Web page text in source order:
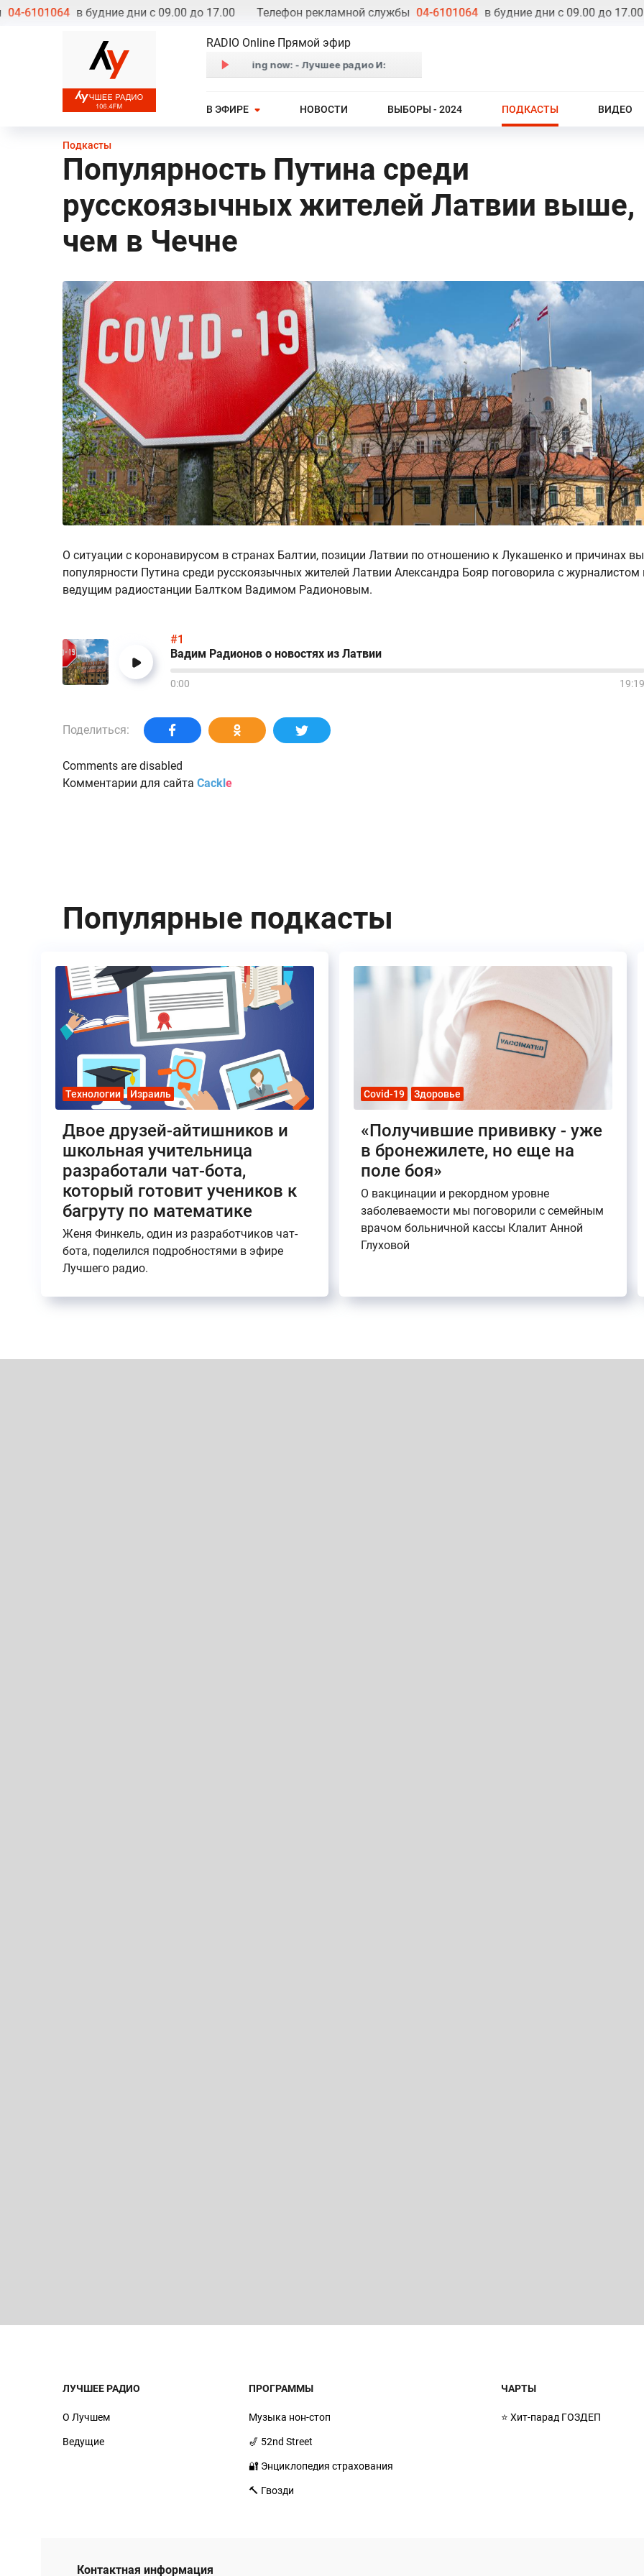
в будние дни с 09.00 до 17.00 Телефон рекламной службы 04-6101064 в будние дни с 09.00 до 17.00
RADIO Online Прямой эфир
В ЭФИРЕ НОВОСТИ ВЫБОРЫ - 2024 ПОДКАСТЫ ВИДЕО
Подкасты
Популярность Путина среди
русскоязычных жителей Латвии выше,
чем в Чечне
О ситуации с коронавирусом в странах Балтии, позиции Латвии по отношению к Лукашенко и причинах
популярности Путина среди русскоязычных жителей Латвии Александра Бояр поговорила с журналистом
ведущим радиостанции Балтком Вадимом Радионовым.
#1
Вадим Радионов о новостях из Латвии
0:00 19:19
Поделиться:
Comments are disabled
Комментарии для сайта Cackle
Популярные подкасты
Технологии Израиль
Двое друзей-айтишников и
школьная учительница
разработали чат-бота,
который готовит учеников к
багруту по математике
Женя Финкель, один из разработчиков чат-
бота, поделился подробностями в эфире
Лучшего радио.
Covid-19 Здоровье
«Получившие прививку - уже
в бронежилете, но еще на
поле боя»
О вакцинации и рекордном уровне
заболеваемости мы поговорили с семейным
врачом больничной кассы Клалит Анной
Глуховой
ЛУЧШЕЕ РАДИО
О Лучшем
Ведущие
ПРОГРАММЫ
Музыка нон-стоп
🎷 52nd Street
🔐 Энциклопедия страхования
🔨 Гвозди
ЧАРТЫ
⭐ Хит-парад ГОЗДЕП
Контактная информация